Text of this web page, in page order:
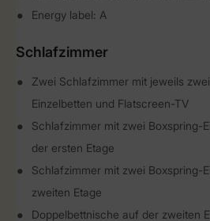
Energy label: A
Schlafzimmer
Zwei Schlafzimmer mit jeweils
Einzelbetten und Flatscreen-TV
Schlafzimmer mit zwei Boxspring-
der ersten Etage
Schlafzimmer mit zwei Boxspring-
zweiten Etage
Doppelbettnische auf der zweiten